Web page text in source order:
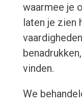
waarmee je
laten je zien
vinden.
We